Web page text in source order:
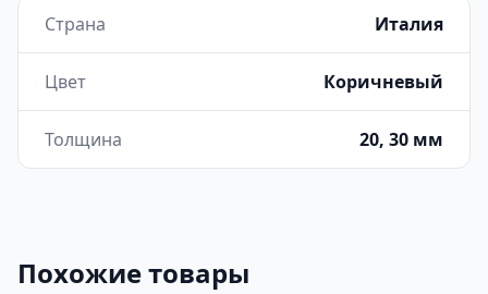
Страна Италия
Цвет Коричневый
Толщина 20, 30 мм
Похожие товары